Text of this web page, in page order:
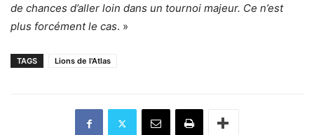
de chances d’aller loin dans un tournoi majeur. Ce n’est
plus forcément le cas. »
TAGS Lions de l'Atlas